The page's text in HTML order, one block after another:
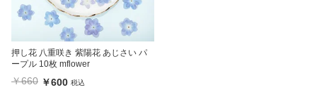
押し花 八重咲き 紫陽花 あじさい パ
ープル 10枚 mflower
￥660 ￥600 税込